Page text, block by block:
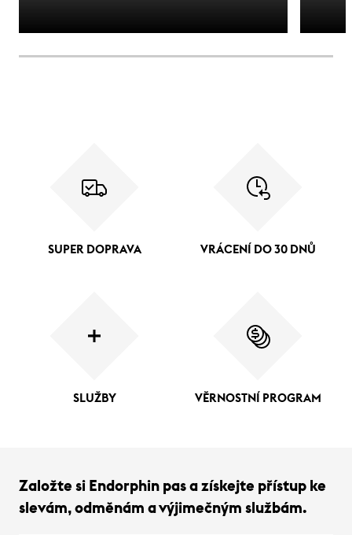
SUPER DOPRAVA VRÁCENÍ DO 30 DNŮ
SLUŽBY VĚRNOSTNÍ PROGRAM
Založte si Endorphin pas a získejte přístup ke
slevám, odměnám a výjimečným službám.